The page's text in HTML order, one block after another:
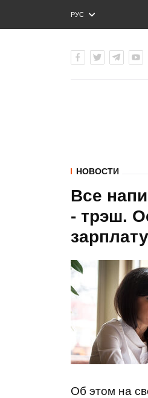
РУС
ENG
НОВОСТИ
Все
- трэш.
Об этом на